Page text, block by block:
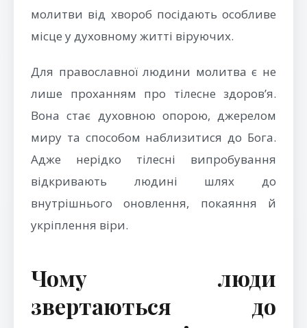
молитви від хвороб посідають особливе
місце у духовному житті віруючих.
Для православної людини молитва є не
лише проханням про тілесне здоров’я.
Вона стає духовною опорою, джерелом
миру та способом наблизитися до Бога.
Адже нерідко тілесні випробування
відкривають людині шлях до
внутрішнього оновлення, покаяння й
укріплення віри.
Чому люди
звертаються до